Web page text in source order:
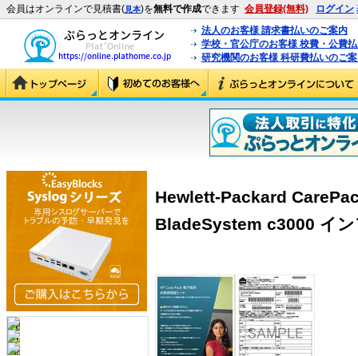
会員はオンラインで見積書(見本)を無料で作成できます 会員登録(無料) ログイン
法人のお客様 請求書払いのご案内
学校・官公庁のお客様 校費・公費
研究機関のお客様 科研費払いのご
Hewlett-Packard
BladeSystem c3000 イ